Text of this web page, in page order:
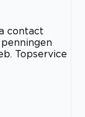
contact
Topservice